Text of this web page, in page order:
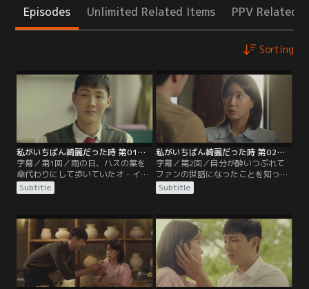
Episodes Unlimited Related Items PPV Related
Sorting
私がいちばん綺麗だった時 第01話／字幕
字幕／第1回／雨の日、ハスの葉を
傘代わりにして歩いていたオ・イェ
ジ。そんな彼女に一目惚れした高校
生のソ・ファンは、イェジが自分の
に胸を躍らせる。美術を教えながら
順調に実習の日々を過ごすイェジ。
そんな中、イェジは別れた恋人に会
うためソウルに行く。その頃、ファ
ンも父からの頼まれ事でソウルに来
ていたが…。
Subtitle
私がいちばん綺麗だった時 第02話／字幕
字幕／第2回／自分が酔いつぶれて
ファンの世話になったことを知った
イェジは、恥ずかしさのあまり彼と
目が合わせられない。だが、ファン
たイェジはビックリ。ファンの父は
陶芸家として有名なソ・ソンゴンだ
ったと知り、すっかり嬉しくなって
しまう。そこにファンの兄ソ・ジン
が久しぶりに実家を訪れ、イェジと
出会うが…。
Subtitle